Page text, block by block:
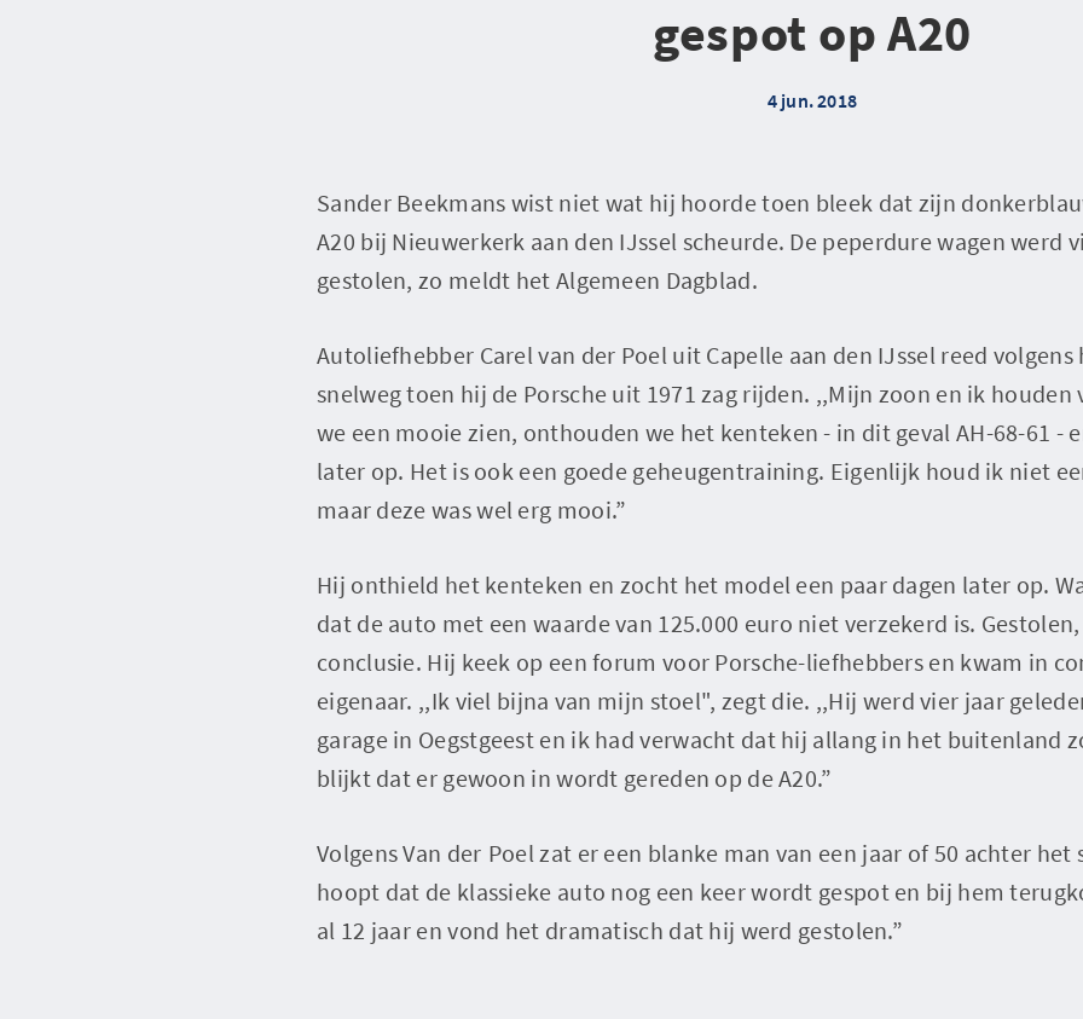
gespot op A20
4 jun. 2018
Sander Beekmans wist niet wat hij hoorde toen bleek dat zijn
A20 bij Nieuwerkerk aan den IJssel scheurde. De peperdure wagen werd
gestolen, zo meldt het Algemeen Dagblad.
Autoliefhebber Carel van der Poel uit Capelle aan den IJssel reed volgens
snelweg toen hij de Porsche uit 1971 zag rijden. ,,Mijn zoon en ik houden
we een mooie zien, onthouden we het kenteken - in dit geval AH-68-61 -
later op. Het is ook een goede geheugentraining. Eigenlijk houd ik niet
maar deze was wel erg mooi.”
Hij onthield het kenteken en zocht het model een paar dagen later op.
dat de auto met een waarde van 125.000 euro niet verzekerd is.
conclusie. Hij keek op een forum voor Porsche-liefhebbers en kwam in
eigenaar. ,,Ik viel bijna van mijn stoel", zegt die. ,,Hij werd vier jaar
garage in Oegstgeest en ik had verwacht dat hij allang in het buitenland
blijkt dat er gewoon in wordt gereden op de A20.”
Volgens Van der Poel zat er een blanke man van een jaar of 50 achter het
hoopt dat de klassieke auto nog een keer wordt gespot en bij hem
al 12 jaar en vond het dramatisch dat hij werd gestolen.”